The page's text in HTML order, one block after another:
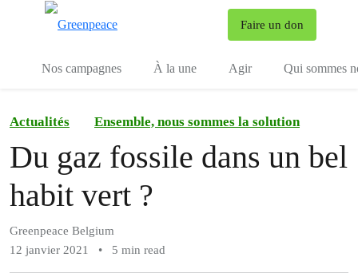
Faire un don
Nos campagnes À la une Agir Qui sommes
Actualités Ensemble, nous sommes la solution
Du gaz fossile dans un bel
habit vert ?
Greenpeace Belgium
12 janvier 2021
• 5 min read